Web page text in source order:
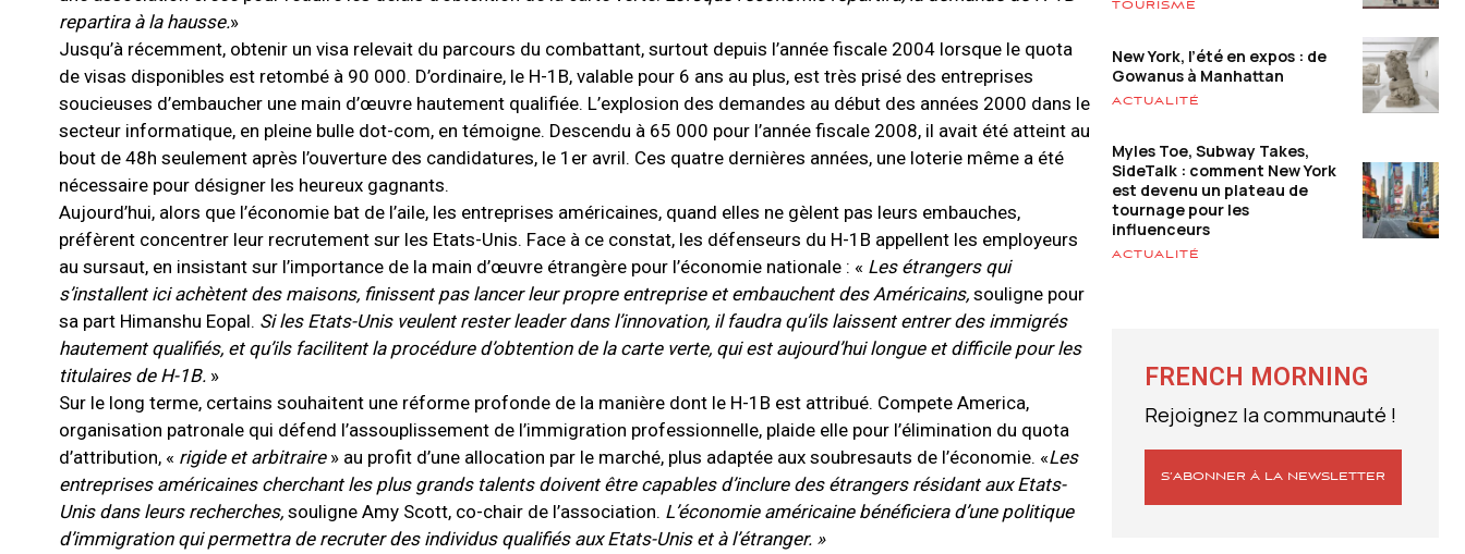
repartira à la hausse.»
Jusqu’à récemment, obtenir un visa relevait du parcours du combattant, surtout depuis l’année fiscale 2004 lorsque le quota
de visas disponibles est retombé à 90 000. D’ordinaire, le H-1B, valable pour 6 ans au plus, est très prisé des entreprises
soucieuses d’embaucher une main d’œuvre hautement qualifiée. L’explosion des demandes au début des années 2000 dans le
secteur informatique, en pleine bulle dot-com, en témoigne. Descendu à 65 000 pour l’année fiscale 2008, il avait été atteint au
bout de 48h seulement après l’ouverture des candidatures, le 1er avril. Ces quatre dernières années, une loterie même a été
nécessaire pour désigner les heureux gagnants.
Aujourd’hui, alors que l’économie bat de l’aile, les entreprises américaines, quand elles ne gèlent pas leurs embauches,
préfèrent concentrer leur recrutement sur les Etats-Unis. Face à ce constat, les défenseurs du H-1B appellent les employeurs
au sursaut, en insistant sur l’importance de la main d’œuvre étrangère pour l’économie nationale : « Les étrangers qui
s’installent ici achètent des maisons, finissent pas lancer leur propre entreprise et embauchent des Américains, souligne pour
sa part Himanshu Eopal. Si les Etats-Unis veulent rester leader dans l’innovation, il faudra qu’ils laissent entrer des immigrés
hautement qualifiés, et qu’ils facilitent la procédure d’obtention de la carte verte, qui est aujourd’hui longue et difficile pour les
titulaires de H-1B. »
Sur le long terme, certains souhaitent une réforme profonde de la manière dont le H-1B est attribué. Compete America,
organisation patronale qui défend l’assouplissement de l’immigration professionnelle, plaide elle pour l’élimination du quota
d’attribution, « rigide et arbitraire» au profit d’une allocation par le marché, plus adaptée aux soubresauts de l’économie. «Les
entreprises américaines cherchant les plus grands talents doivent être capables d’inclure des étrangers résidant aux Etats-
Unis dans leurs recherches, souligne Amy Scott, co-chair de l’association. L’économie américaine bénéficiera d’une politique
d’immigration qui permettra de recruter des individus qualifiés aux Etats-Unis et à l’étranger. »
TOURISME
New York, l’été en expos : de
Gowanus à Manhattan
ACTUALITÉ
Myles Toe, Subway Takes,
SideTalk : comment New York
est devenu un plateau de
tournage pour les
influenceurs
ACTUALITÉ
FRENCH MORNING
Rejoignez la communauté !
S’ABONNER À LA NEWSLETTER